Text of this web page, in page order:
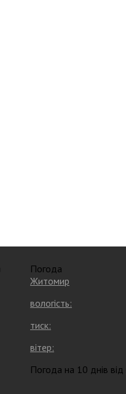
Погода
Житомир
вологість:
тиск:
вітер:
Погода на 10 днів від